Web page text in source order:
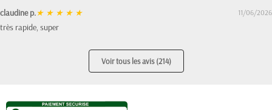
claudine p.★ ★ ★ ★ ★ 11/06/2026
très rapide, super
Voir tous les avis (214)